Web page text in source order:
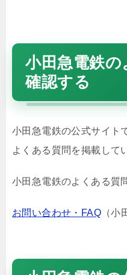
小田急電鉄
確認する
小田急電鉄の公式サイト
よくある質問を掲載して
小田急電鉄のよくある質
お問い合わせ・FAQ （小